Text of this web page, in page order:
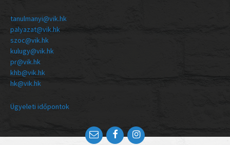
tanulmanyi@vik.hk
palyazat@vik.hk
szoc@vik.hk
kulugy@vik.hk
pr@vik.hk
khb@vik.hk
hk@vik.hk
Ügyeleti időpontok